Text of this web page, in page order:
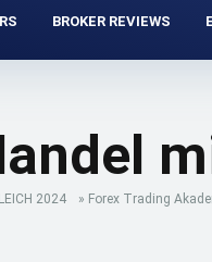
BROKER REVIEWS
2024 » Forex Trading